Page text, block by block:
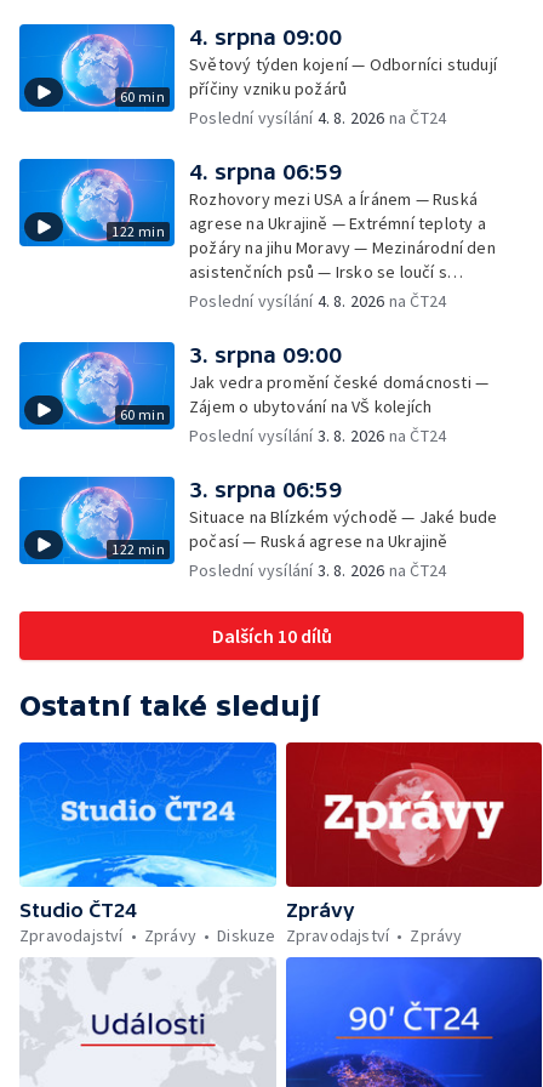
— Třem obcím na Brněnsku dočasně došla
pitná voda — SP v orientačním běhu v Česku
— Horko a požáry sužují Evropu — Rybářský
příměstský tábor
60 min
4. srpna 09:00
Světový týden kojení — Odborníci studují
příčiny vzniku požárů
Poslední vysílání4. 8. 2026 na ČT24
122 min
4. srpna 06:59
Rozhovory mezi USA a Íránem — Ruská
agrese na Ukrajině — Extrémní teploty a
požáry na jihu Moravy — Mezinárodní den
asistenčních psů — Irsko se loučí s
hudebníkem Glenem Hansardem
Poslední vysílání4. 8. 2026 na ČT24
60 min
3. srpna 09:00
Jak vedra promění české domácnosti —
Zájem o ubytování na VŠ kolejích
Poslední vysílání3. 8. 2026 na ČT24
122 min
3. srpna 06:59
Situace na Blízkém východě — Jaké bude
počasí — Ruská agrese na Ukrajině
Poslední vysílání3. 8. 2026 na ČT24
Dalších 10 dílů
Ostatní také sledují
Studio ČT24
Zpravodajství
Zprávy Diskuze
Zprávy
Zpravodajství
Zprávy